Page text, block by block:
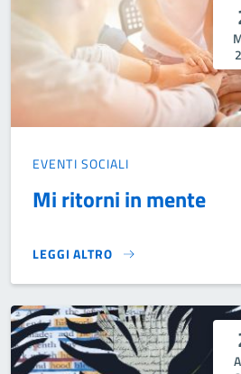
EVENTI SOCIALI
Mi ritorni in mente
LEGGI ALTRO
MI RITORNI IN MENTE}